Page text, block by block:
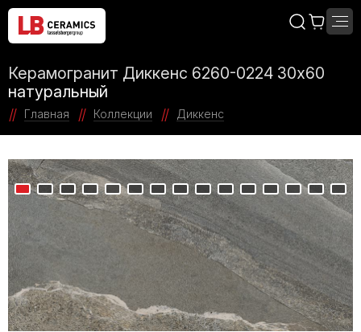
Керамогранит Диккенс 6260-0224 30х60
натуральный
Главная Коллекции Диккенс